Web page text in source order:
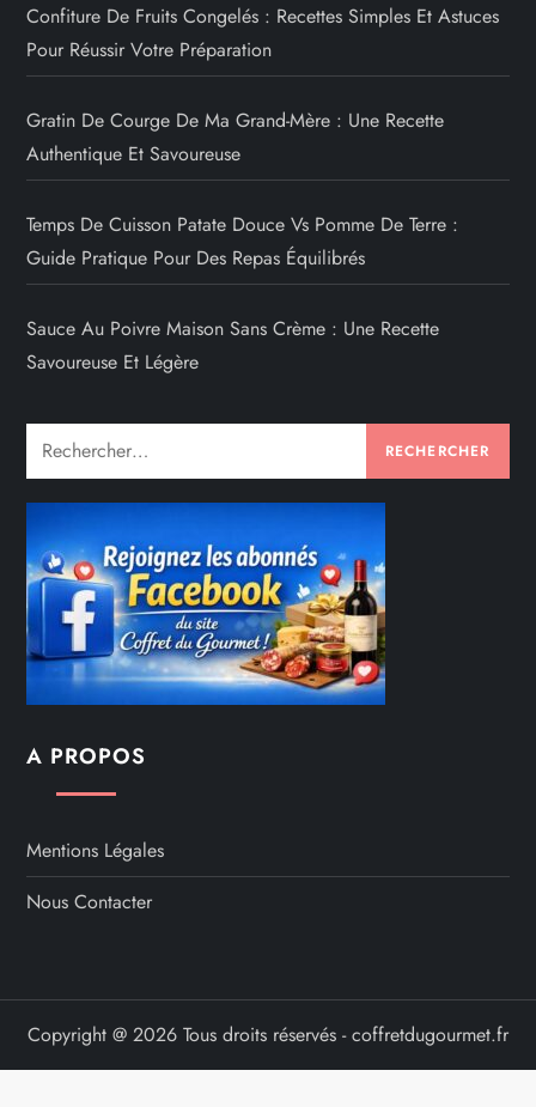
Confiture De Fruits Congelés : Recettes Simples Et Astuces
Pour Réussir Votre Préparation
Gratin De Courge De Ma Grand-Mère : Une Recette
Authentique Et Savoureuse
Temps De Cuisson Patate Douce Vs Pomme De Terre :
Guide Pratique Pour Des Repas Équilibrés
Sauce Au Poivre Maison Sans Crème : Une Recette
Savoureuse Et Légère
Rechercher :
A PROPOS
Mentions Légales
Nous Contacter
Copyright @ 2026 Tous droits réservés - coffretdugourmet.fr